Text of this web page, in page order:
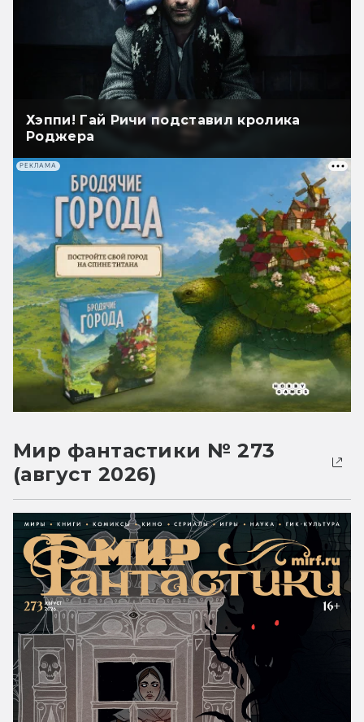
Хэппи! Гай Ричи подставил кролика
Роджера
РЕКЛАМА
Мир фантастики № 273
(август 2026)